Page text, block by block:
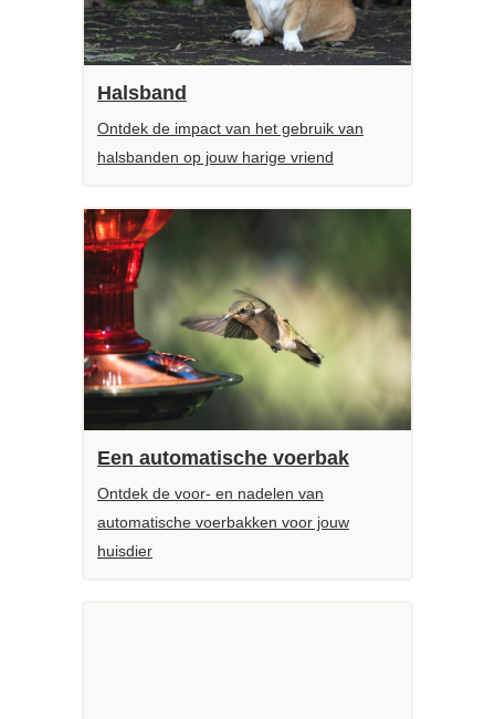
Halsband
Ontdek de impact van het gebruik van
halsbanden op jouw harige vriend
Een automatische voerbak
Ontdek de voor- en nadelen van
automatische voerbakken voor jouw
huisdier